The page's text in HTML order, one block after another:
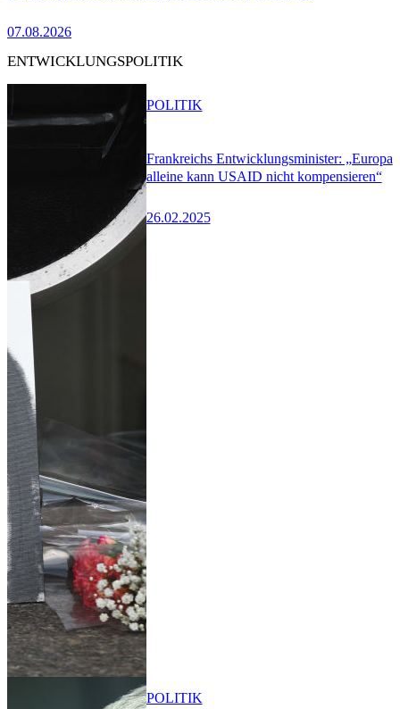
07.08.2026
ENTWICKLUNGSPOLITIK
Frankreichs Entwicklungsminister: „Europa
alleine kann USAID nicht kompensieren“
26.02.2025
POLITIK
POLITIK